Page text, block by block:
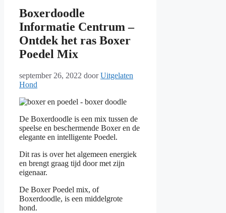
Boxerdoodle
Informatie Centrum –
Ontdek het ras Boxer
Poedel Mix
september 26, 2022 doorUitgelaten
Hond
De Boxerdoodle is een mix tussen de
speelse en beschermende Boxer en de
elegante en intelligente Poedel.
Dit ras is over het algemeen energiek
en brengt graag tijd door met zijn
eigenaar.
De Boxer Poedel mix, of
Boxerdoodle, is een middelgrote
hond.